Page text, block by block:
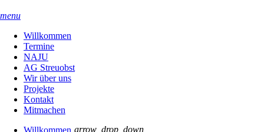
menu
Willkommen
Termine
NAJU
AG Streuobst
Wir über uns
Projekte
Kontakt
Mitmachen
Willkommen arrow_drop_down